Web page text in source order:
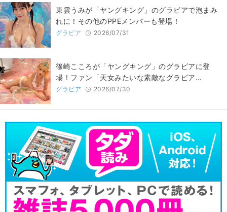
東雲うみが「ヤングキング」のグラビアで泡まみ
れに！その他のPPEメンバーも登場！
グラビア 2026/07/31
篠崎こころが「ヤングキング」のグラビアに登
場！ファン「天女みたいな素敵なグラビア…
グラビア 2026/07/30